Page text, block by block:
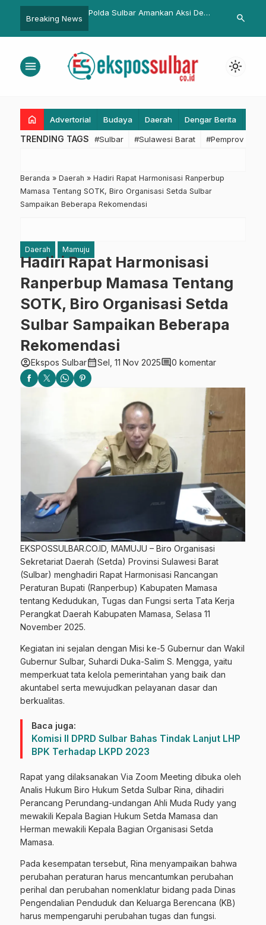
Breaking News
Amankan Aksi Demo
Pasir di Karossa
Malam
Pemprov Sulbar Bakal Selesaikan
Sungai Tumpiling Dikerjakan
Peserta
Kesehatan
search
menu light_mode
home Advertorial Budaya Daerah Dengar Berita
TRENDING TAGS #Sulbar #Sulawesi Barat #Pemprov
Beranda » Daerah » Hadiri Rapat Harmonisasi Ranperbup
Mamasa Tentang SOTK, Biro Organisasi Setda Sulbar
Sampaikan Beberapa Rekomendasi
Daerah Mamuju
Hadiri Rapat Harmonisasi
Ranperbup Mamasa Tentang
SOTK, Biro Organisasi Setda
Sulbar Sampaikan Beberapa
Rekomendasi
account_circleEkspos Sulbarcalendar_monthSel, 11 Nov 2025comment0 komentar
EKSPOSSULBAR.CO.ID, MAMUJU – Biro Organisasi
Sekretariat Daerah (Setda) Provinsi Sulawesi Barat
(Sulbar) menghadiri Rapat Harmonisasi Rancangan
Peraturan Bupati (Ranperbup) Kabupaten Mamasa
tentang Kedudukan, Tugas dan Fungsi serta Tata Kerja
Perangkat Daerah Kabupaten Mamasa, Selasa 11
November 2025.
Kegiatan ini sejalan dengan Misi ke-5 Gubernur dan Wakil
Gubernur Sulbar, Suhardi Duka-Salim S. Mengga, yaitu
memperkuat tata kelola pemerintahan yang baik dan
akuntabel serta mewujudkan pelayanan dasar dan
berkualitas.
Baca juga:
Komisi II DPRD Sulbar Bahas Tindak Lanjut LHP
BPK Terhadap LKPD 2023
Rapat yang dilaksanakan Via Zoom Meeting dibuka oleh
Analis Hukum Biro Hukum Setda Sulbar Rina, dihadiri
Perancang Perundang-undangan Ahli Muda Rudy yang
mewakili Kepala Bagian Hukum Setda Mamasa dan
Herman mewakili Kepala Bagian Organisasi Setda
Mamasa.
Pada kesempatan tersebut, Rina menyampaikan bahwa
perubahan peraturan harus mencantumkan perubahan
perihal dan perubahan nomenklatur bidang pada Dinas
Pengendalian Penduduk dan Keluarga Berencana (KB)
harus mempengaruhi perubahan tugas dan fungsi.